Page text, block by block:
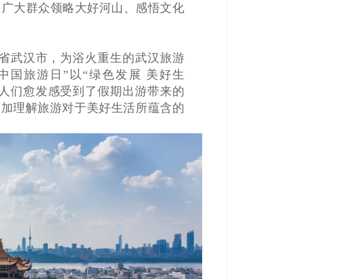
大群众领略大好河山、感悟文化
武汉市，为浴火重生的武汉旅游
国旅游日”以“绿色发展 美好生
们愈发感受到了假期出游带来的
理解旅游对于美好生活所蕴含的